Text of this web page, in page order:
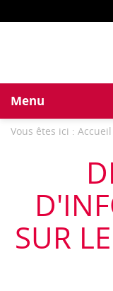
Menu
Vous êtes ici : Accueil
SUR